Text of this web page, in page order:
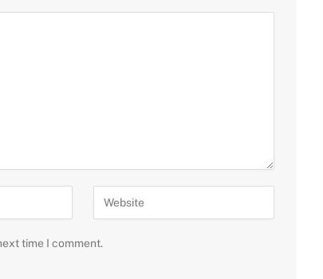
time I comment.